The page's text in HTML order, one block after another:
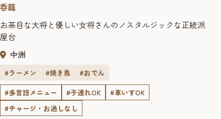
呑龍
お茶目な大将と優しい女将さんのノスタルジックな正統派
屋台
中洲
#ラーメン #焼き鳥
#おでん
#多言語メニュー
#子連れOK
#車いすOK
#チャージ・お通しなし